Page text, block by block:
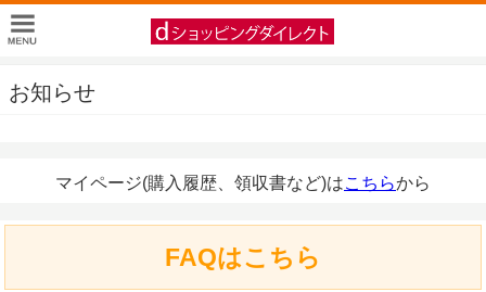
お知らせ
マイページ(購入履歴、領収書など)はこちらから
FAQはこちら